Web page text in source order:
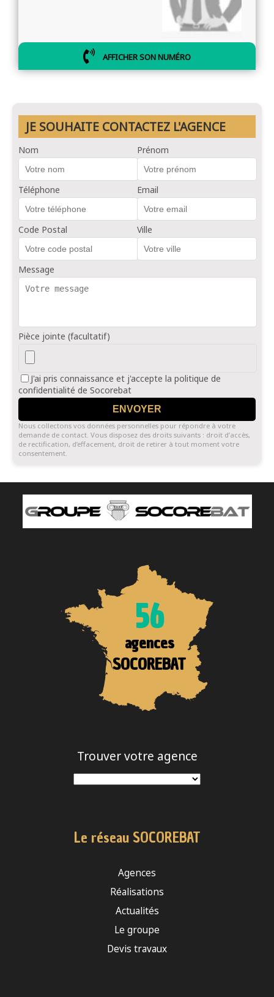
AFFICHER SON NUMÉRO
JE SOUHAITE CONTACTEZ L'AGENCE
Nom Prénom
Téléphone Email
Code Postal Ville
Message
Pièce jointe (facultatif)
J'ai pris connaissance et j'accepte la politique de
confidentialité de Socorebat
ENVOYER
Nous collectons vos données personnelles pour répondre à votre
demande de contact. Vous disposez des droits suivants : droit d’accès,
de rectification, d’effacement, droit de retirer à tout moment votre
consentement.
56
agences
SOCOREBAT
Trouver votre agence
Le réseau SOCOREBAT
Agences
Réalisations
Actualités
Le groupe
Devis travaux